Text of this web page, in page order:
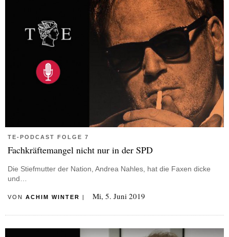
TE-PODCAST FOLGE 7
Fachkräftemangel nicht nur in der SPD
Die Stiefmutter der Nation, Andrea Nahles, hat die Faxen dicke
und…
VON ACHIM WINTER | Mi, 5. Juni 2019